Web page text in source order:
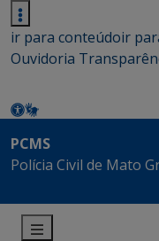
ir para conteúdoir
Ouvidoria
PCMS
Polícia Civil de Mato